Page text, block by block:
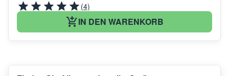
(4)
IN DEN WARENKORB